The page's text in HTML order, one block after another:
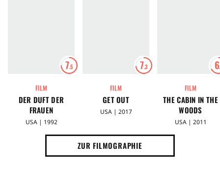
7.5
FILM
DER DUFT DER
FRAUEN
USA | 1992
7.3
FILM
GET OUT
USA | 2017
6
FILM
THE CABIN IN THE
WOODS
USA | 2011
ZUR FILMOGRAPHIE